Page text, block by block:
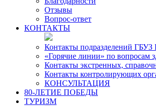
Отзывы
Вопрос-ответ
КОНТАКТЫ
Контакты подразделений
«Горячие линии» по вопросам
Контакты экстренных,
Контакты контролирующих
КОНСУЛЬТАЦИЯ
80-ЛЕТИЕ ПОБЕДЫ
ТУРИЗМ